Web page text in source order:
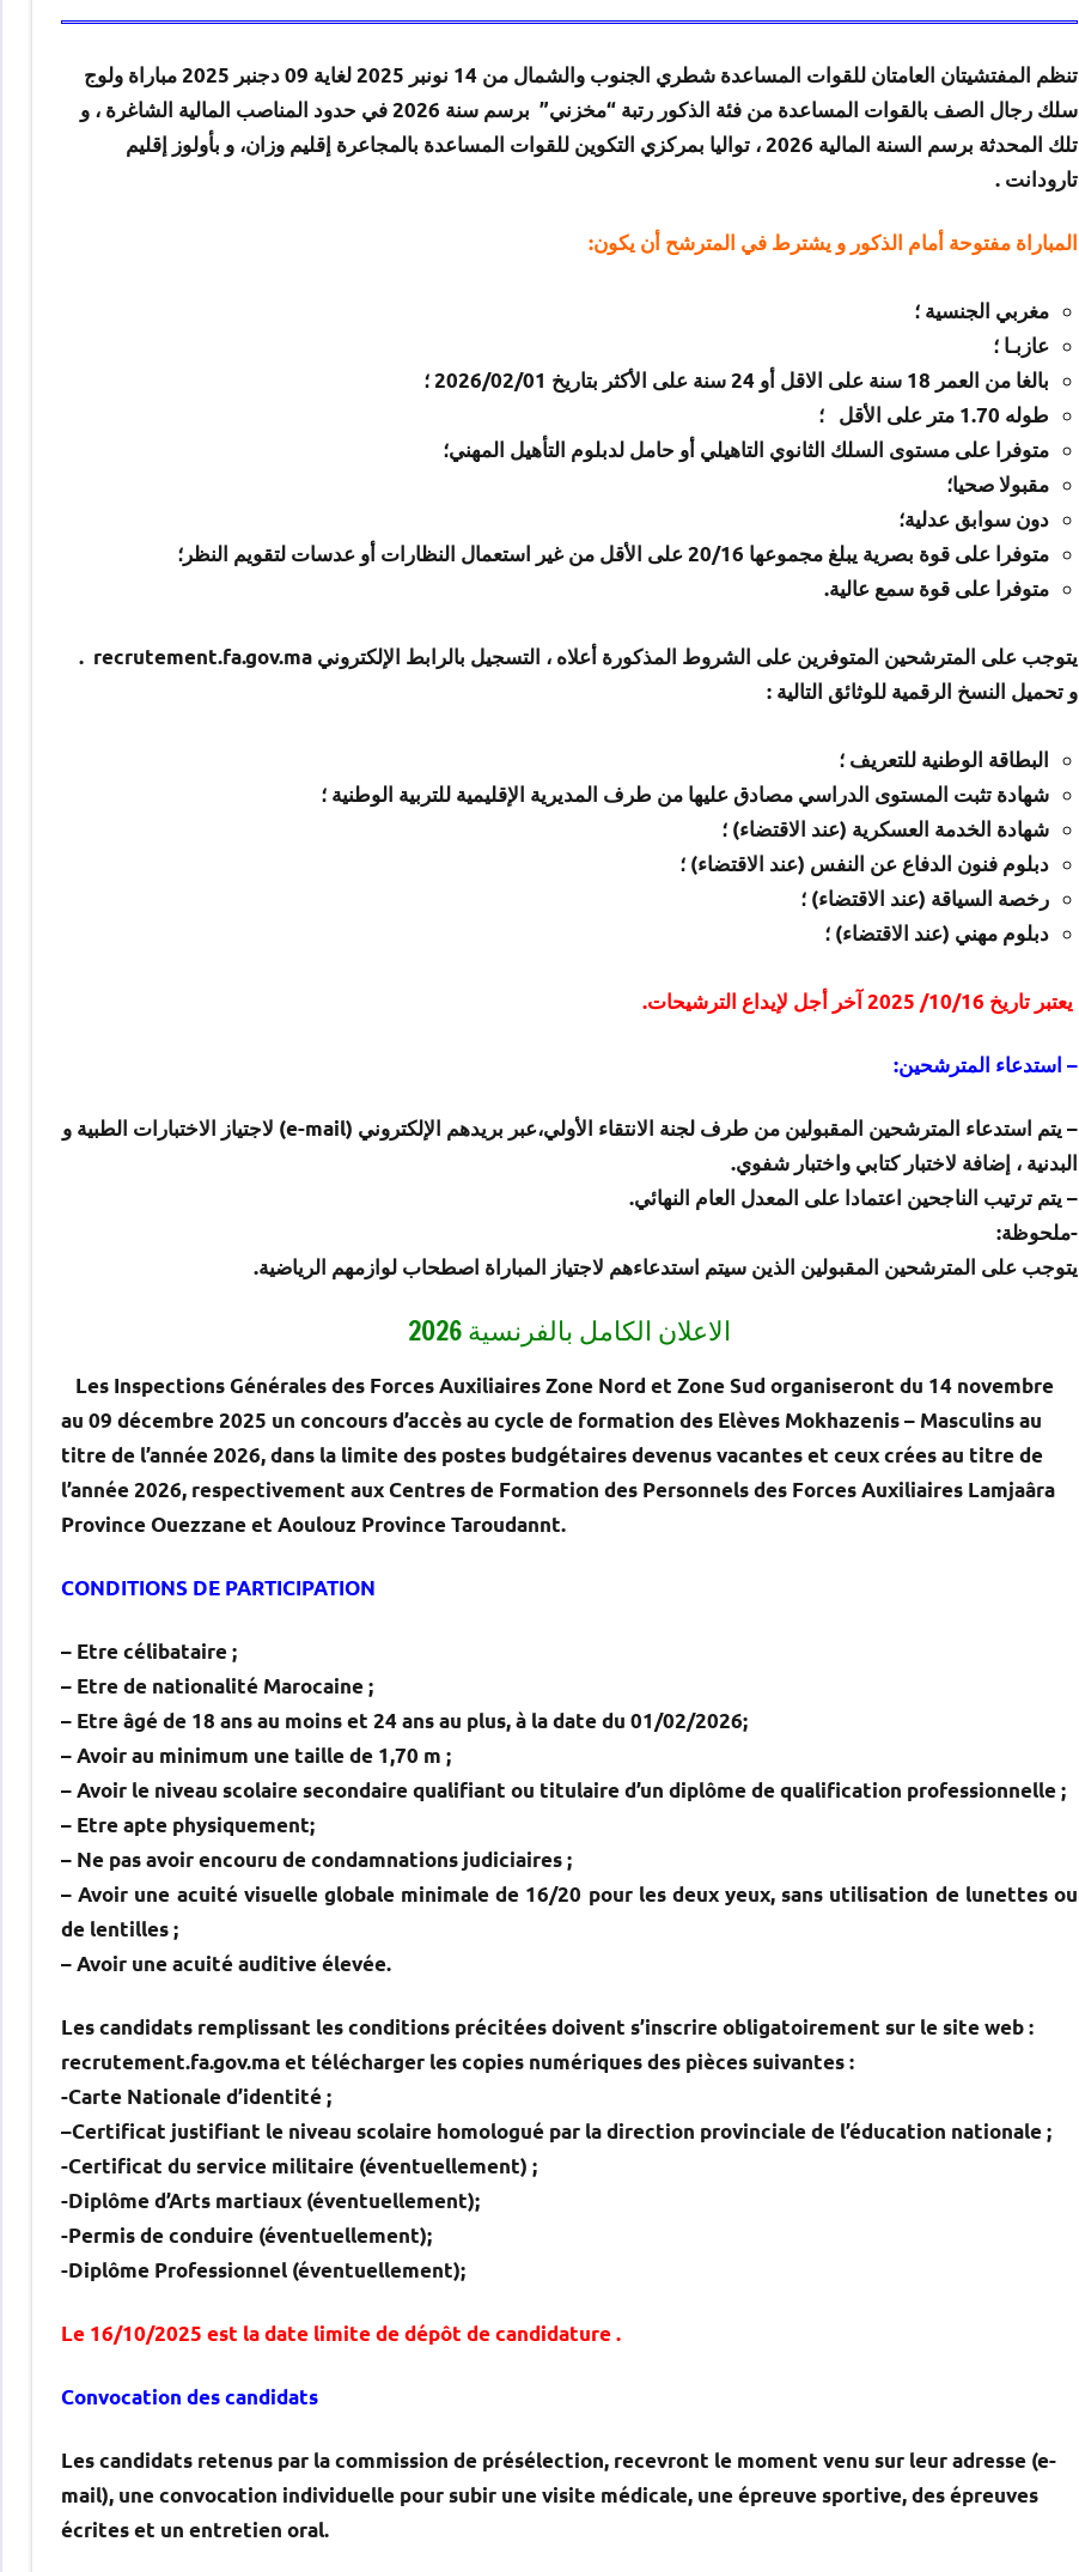
تنظم المفتشيتان العامتان للقوات المساعدة شطري الجنوب والشمال من 14 نونبر 2025 لغاية 09 دجنبر 2025 مباراة ولوج
سلك رجال الصف بالقوات المساعدة من فئة الذكور رتبة “مخزني
” برسم سنة 2026 في حدود المناصب المالية الشاغرة ، و
تلك المحدثة برسم السنة المالية 2026 ، تواليا بمركزي التكوين للقوات المساعدة بالمجاعرة إقليم وزان، و بأولوز إقليم
تارودانت .
المباراة مفتوحة أمام الذكور و يشترط في المترشح أن يكون:
مغربي الجنسية ؛
عازبـا ؛
بالغا من العمر 18 سنة على الاقل أو 24 سنة على الأكثر بتاريخ 2026/02/01 ؛
طوله 1.70 متر على الأقل ؛
متوفرا على مستوى السلك الثانوي التاهيلي أو حامل لدبلوم التأهيل المهني؛
مقبولا صحيا؛
دون سوابق عدلية؛
متوفرا على قوة بصرية يبلغ مجموعها 20/16 على الأقل من غير استعمال النظارات أو عدسات لتقويم النظر؛
متوفرا على قوة سمع عالية.
يتوجب على المترشحين المتوفرين على الشروط المذكورة أعلاه ، التسجيل بالرابط الإلكتروني recrutement.fa.gov.ma .
و تحميل النسخ الرقمية للوثائق التالية :
البطاقة الوطنية للتعريف ؛
شهادة تثبت المستوى الدراسي مصادق عليها من طرف المديرية الإقليمية للتربية الوطنية ؛
شهادة الخدمة العسكرية (عند الاقتضاء) ؛
دبلوم فنون الدفاع عن النفس (عند الاقتضاء) ؛
رخصة السياقة (عند الاقتضاء) ؛
دبلوم مهني (عند الاقتضاء) ؛
يعتبر تاريخ 10/16/ 2025 آخر أجل لإيداع الترشيحات.
– استدعاء المترشحين:
– يتم استدعاء المترشحين المقبولين من طرف لجنة الانتقاء الأولي،عبر بريدهم الإلكتروني (e-mail) لاجتياز الاختبارات الطبية و
البدنية ، إضافة لاختبار كتابي واختبار شفوي.
– يتم ترتيب الناجحين اعتمادا على المعدل العام النهائي.
-ملحوظة:
يتوجب على المترشحين المقبولين الذين سيتم استدعاءهم لاجتياز المباراة اصطحاب لوازمهم الرياضية.
الاعلان الكامل بالفرنسية 2026
Les Inspections Générales des Forces Auxiliaires Zone Nord et Zone Sud organiseront du 14 novembre
au 09 décembre 2025 un concours d’accès au cycle de formation des Elèves Mokhazenis – Masculinsau
titre de l’année2026, dans la limite des postes budgétaires devenus vacantes et ceux crées au titre de
l’année 2026, respectivement aux Centres de Formation des Personnels des Forces Auxiliaires Lamjaâra
Province Ouezzane et Aoulouz Province Taroudannt.
CONDITIONS DE PARTICIPATION
– Etre célibataire ;
– Etre de nationalité Marocaine ;
– Etre âgé de 18 ans au moins et 24 ans au plus, à la date du 01/02/2026;
– Avoir au minimum une taille de 1,70 m ;
– Avoir le niveau scolaire secondaire qualifiant ou titulaire d’un diplôme de qualification professionnelle ;
– Etre apte physiquement;
– Ne pas avoir encouru de condamnations judiciaires ;
– Avoir une acuité visuelle globale minimale de 16/20 pour les deux yeux, sans utilisation de lunettes ou
de lentilles ;
– Avoir une acuité auditive élevée.
Les candidats remplissant les conditions précitées doivent s’inscrire obligatoirement sur le site web :
recrutement.fa.gov.ma et télécharger les copies numériquesdes pièces suivantes :
-Carte Nationale d’identité ;
–Certificat justifiant le niveau scolaire homologué par la direction provinciale de l’éducation nationale ;
-Certificat du service militaire (éventuellement) ;
-Diplôme d’Arts martiaux (éventuellement);
-Permis de conduire (éventuellement);
-Diplôme Professionnel (éventuellement);
Le 16/10/2025 est la date limite de dépôt de candidature .
Convocation des candidats
Les candidats retenus par la commission de présélection, recevront le moment venu sur leur adresse (e-
mail), une convocation individuelle pour subir une visite médicale, une épreuve sportive, des épreuves
écrites et un entretien oral.